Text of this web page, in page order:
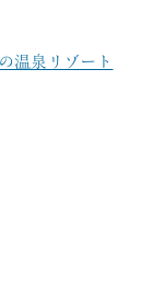
温泉リゾート